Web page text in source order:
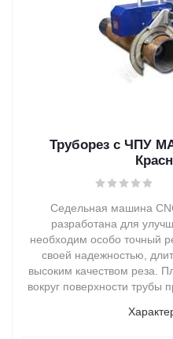
Труборез с ЧПУ
Седельная машина
разработана для
необходим особо точный
своей надежностью,
высоким качеством реза.
вокруг поверхности трубы